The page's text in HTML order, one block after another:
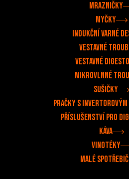
Mrazničky
Myčky
Indukční varné
Vestavné
Vestavné
Mikrovlnné
Sušičky
Pračky s invertorovým
Příslušenství pro
Káva
Vinotéky
Malé